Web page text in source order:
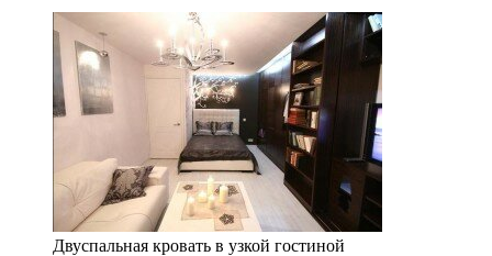
Двуспальная кровать в узкой гостиной